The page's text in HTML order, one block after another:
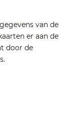
van de
er aan de
door de